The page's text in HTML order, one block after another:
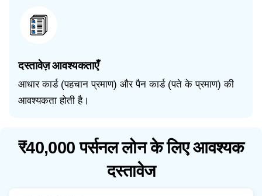
दस्तावेज़ आवश्यकताएँ
आधार कार्ड (पहचान प्रमाण) और पैन कार्ड (पते के प्रमाण) की
आवश्यकता होती है।
₹40,000 पर्सनल लोन के लिए आवश्यक
दस्तावेज